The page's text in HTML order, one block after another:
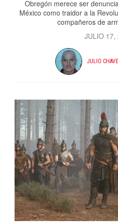
Obregón merece ser
México como traidor a la
compañeros de
JULIO 17,
JULIO